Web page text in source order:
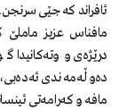
ئافراند کە جێی سرنجن.
مافناس عزیز ماملێ
درێژەی
دەوڵەمەندی ئەدەبی،
مافە و کەرامەتی